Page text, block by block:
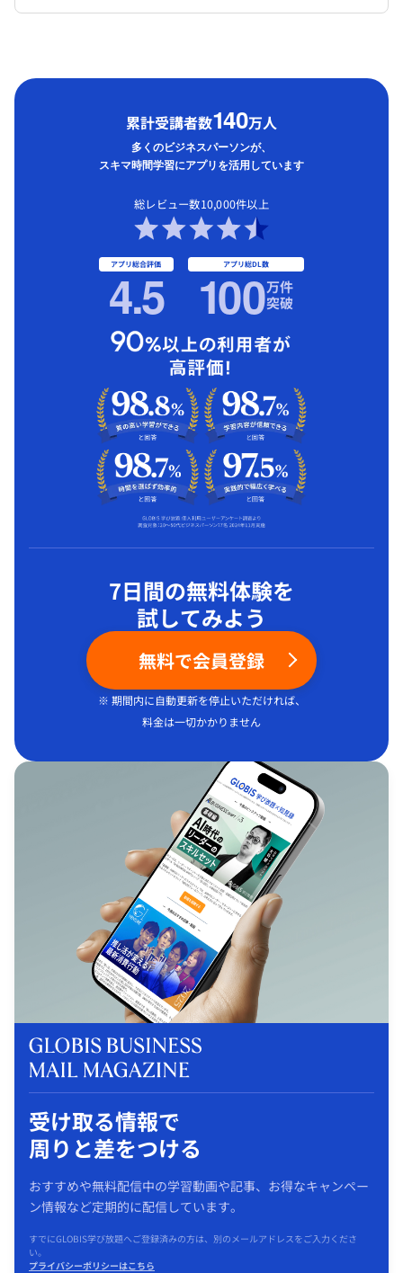
累計受講者数140万人
多くのビジネスパーソンが、
スキマ時間学習にアプリを活用しています
総レビュー数10,000件以上
アプリ総合評価
4.5 アプリ総DL数
100万件
突破
7日間の無料体験を
試してみよう
無料で会員登録
※ 期間内に自動更新を停止いただければ、
料金は一切かかりません
受け取る情報で
周りと差をつける
おすすめや無料配信中の学習動画や記事、お得なキャンペー
ン情報など定期的に配信しています。
すでにGLOBIS学び放題へご登録済みの方は、別のメールアドレスをご入力くださ
い。
プライバシーポリシーはこちら